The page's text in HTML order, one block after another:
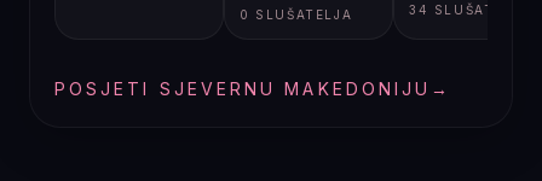
0 SLUŠATELJA 34 SLUŠATELJA
POSJETI SJEVERNU MAKEDONIJU →